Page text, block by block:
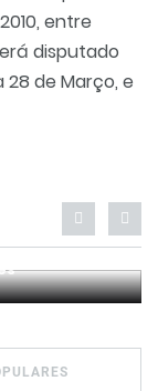
entre
disputado
28 de Março, e